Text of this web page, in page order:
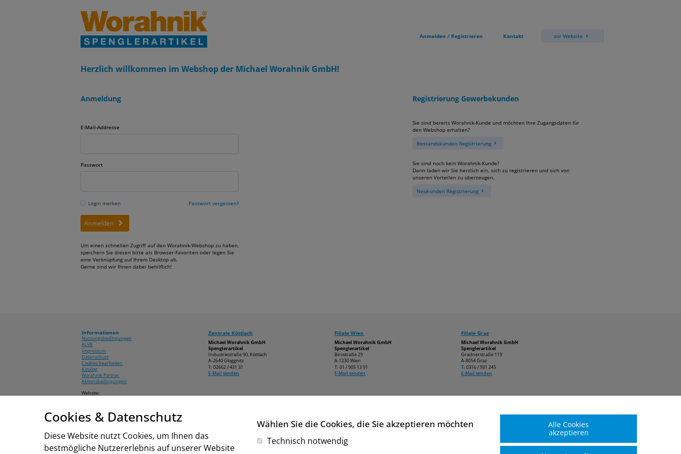
Anmelden / Registrieren Kontakt zur Website
Herzlich willkommen im Webshop der Michael Worahnik GmbH!
Anmeldung
E-Mail-Addresse
Passwort
Login merken Passwort vergessen?
Anmelden
Um einen schnellen Zugriff auf den Worahnik-Webshop zu haben,
speichern Sie diesen bitte als Browser-Favoriten oder legen Sie
eine Verknüpfung auf Ihrem Desktop ab.
Gerne sind wir Ihnen dabei behilflich!
Registrierung Gewerbekunden
Sie sind bereits Worahnik-Kunde und möchten Ihre Zugangsdaten für
den Webshop erhalten?
Bestandskunden Registrierung
Sie sind noch kein Worahnik-Kunde?
Dann laden wir Sie herzlich ein, sich zu registrieren und sich von
unseren Vorteilen zu überzeugen.
Neukunden Registrierung
Informationen
Nutzungsbedingungen
ALVB
Impressum
Datenschutz
Cookies bearbeiten
Katalog
Worahnik Partner
Aktionsbedingungen
Website:
Zentrale Köttlach
Michael Worahnik GmbH
Spenglerartikel
Industriestraße 90, Köttlach
A-2640 Gloggnitz
T: 02662 / 431 31
E-Mail senden
Filiale Wien
Michael Worahnik GmbH
Spenglerartikel
Birostraße 29
A-1230 Wien
T: 01 / 905 13 91
E-Mail senden
Filiale Graz
Michael Worahnik GmbH
Spenglerartikel
Gradnerstraße 119
A-8054 Graz
T: 0316 / 931 245
E-Mail senden
Cookies & Datenschutz
Diese Website nutzt Cookies, um Ihnen das
bestmögliche Nutzererlebnis auf unserer Website
Wählen Sie die Cookies, die Sie akzeptieren möchten
Technisch notwendig
Alle Cookies
akzeptieren